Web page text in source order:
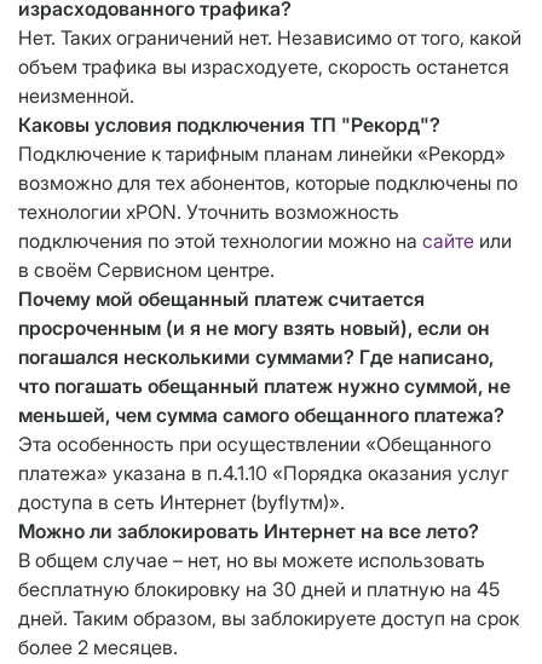
израсходованного трафика?
Нет. Таких ограничений нет. Независимо от того, какой
объем трафика вы израсходуете, скорость останется
неизменной.
Каковы условия подключения ТП "Рекорд"?
Подключение к тарифным планам линейки «Рекорд»
возможно для тех абонентов, которые подключены по
технологии xPON. Уточнить возможность
подключения по этой технологии можно на сайте или
в своём Сервисном центре.
Почему мой обещанный платеж считается
просроченным (и я не могу взять новый), если он
погашался несколькими суммами? Где написано,
что погашать обещанный платеж нужно суммой, не
меньшей, чем сумма самого обещанного платежа?
Эта особенность при осуществлении «Обещанного
платежа» указана в п.4.1.10 «Порядка оказания услуг
доступа в сеть Интернет (byflyтм)».
Можно ли заблокировать Интернет на все лето?
В общем случае – нет, но вы можете использовать
бесплатную блокировку на 30 дней и платную на 45
дней. Таким образом, вы заблокируете доступ на срок
более 2 месяцев.